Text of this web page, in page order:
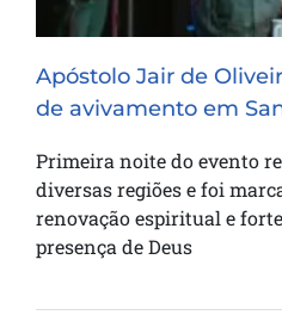
Apóstolo Jair de
de avivamento em
Primeira noite do evento
diversas regiões e foi
renovação espiritual e
presença de Deus